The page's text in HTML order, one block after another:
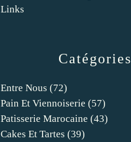
Catégories
Entre Nous (72)
Pain Et Viennoiserie (57)
Patisserie Marocaine (43)
Cakes Et Tartes (39)
Links